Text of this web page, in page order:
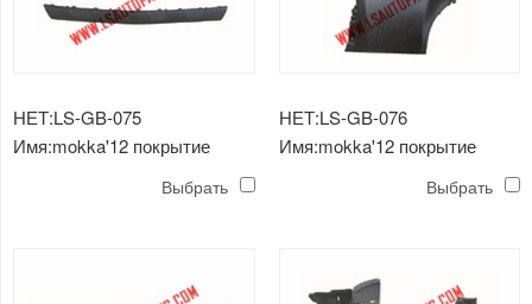
НЕТ:LS-GB-075
Имя:mokka'12 покрытие
Выбрать
НЕТ:LS-GB-076
Имя:mokka'12 покрытие
Выбрать